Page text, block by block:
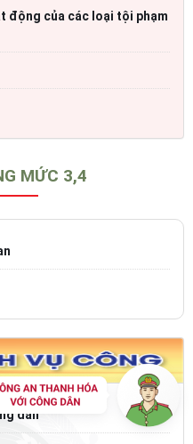
động của các loại tội phạm
MỨC 3,4
dân